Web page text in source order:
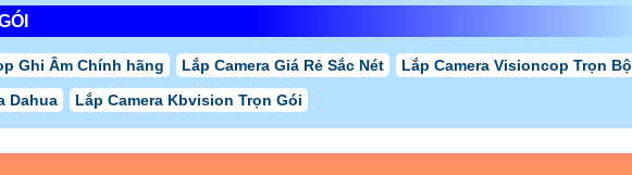
Ghi Âm Chính hãng Lắp Camera Giá Rẻ Sắc Nét
Lắp Camera Visioncop Trọn Bộ
Dahua
Lắp Camera Kbvision Trọn Gói